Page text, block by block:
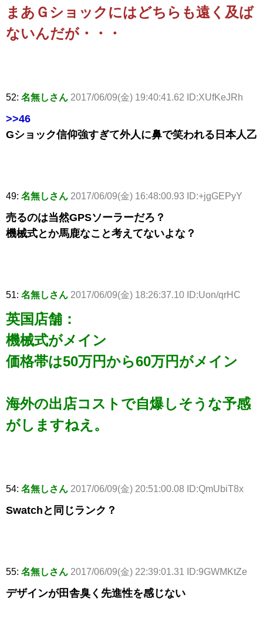
まあＧショックにはどちらも遠く及ば
ないんだが・・・
52: 名無しさん 2017/06/09(金) 19:40:41.62 ID:XUfKeJRh
>>46
Gショック信仰強すぎて外人に鼻で笑われる日本人乙
49: 名無しさん 2017/06/09(金) 16:48:00.93 ID:+jgGEPyY
売るのは当然GPSソーラーだろ？
機械式とか馬鹿なこと考えてないよな？
51: 名無しさん 2017/06/09(金) 18:26:37.10 ID:Uon/qrHC
英国店舗：
機械式がメイン
価格帯は50万円から60万円がメイン
海外の出店コストで自爆しそうな予感
がしますねえ。
54: 名無しさん 2017/06/09(金) 20:51:00.08 ID:QmUbiT8x
Swatchと同じランク？
55: 名無しさん 2017/06/09(金) 22:39:01.31 ID:9GWMKtZe
デザインが田舎臭く先進性を感じない